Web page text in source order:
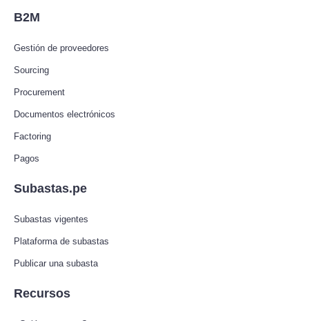
B2M
Gestión de proveedores
Sourcing
Procurement
Documentos electrónicos
Factoring
Pagos
Subastas.pe
Subastas vigentes
Plataforma de subastas
Publicar una subasta
Recursos